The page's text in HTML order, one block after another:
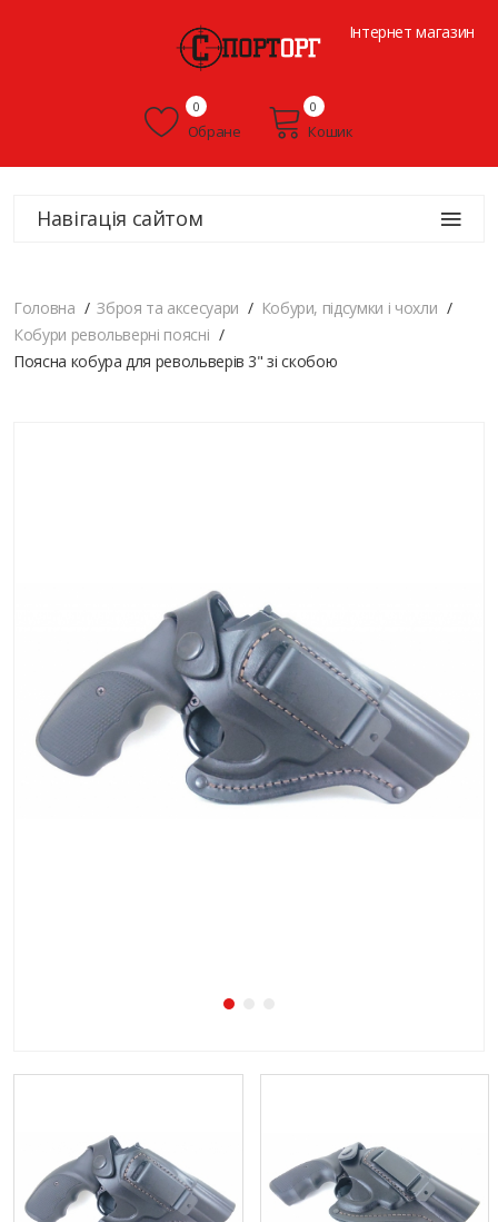
Інтернет магазин
Обране
0
Кошик
0
Навігація сайтом
Головна Зброя та аксесуари
Кобури, підсумки і чохли
Кобури револьверні поясні
Поясна кобура для револьверів 3" зі скобою